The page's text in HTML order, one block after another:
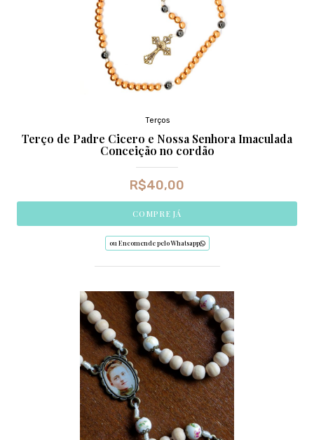
Terços
Terço de Padre Cicero e Nossa Senhora Imaculada
Conceição no cordão
R$40,00
COMPRE JÁ
ou Encomende pelo Whatsapp